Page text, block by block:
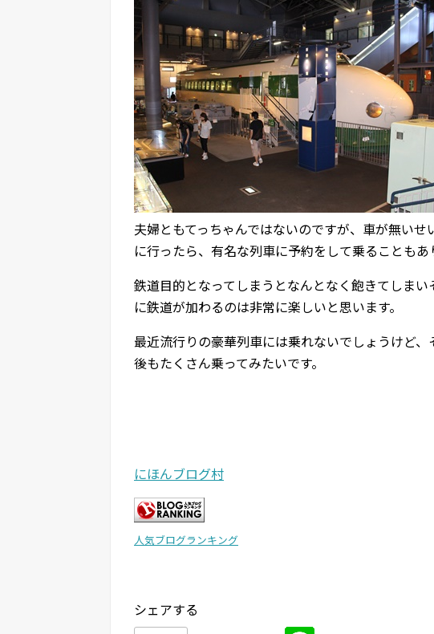
夫婦ともてっちゃんではないのですが、車が無い
に行ったら、有名な列車に予約をして乗ることもあ
鉄道目的となってしまうとなんとなく飽きてしま
に鉄道が加わるのは非常に楽しいと思います。
最近流行りの豪華列車には乗れないでしょうけど
後もたくさん乗ってみたいです。
にほんブログ村
人気ブログランキング
シェアする